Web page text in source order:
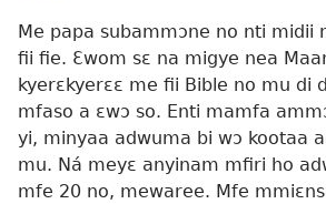
Me papa subammɔne no nti midii
fii fie. Ɛwom sɛ na migye nea
kyerɛkyerɛɛ me fii Bible no mu di
mfaso a ɛwɔ so. Enti mamfa
yi, minyaa adwuma bi wɔ kootaa
mu. Ná meyɛ anyinam mfiri ho
mfe 20 no, mewaree. Mfe